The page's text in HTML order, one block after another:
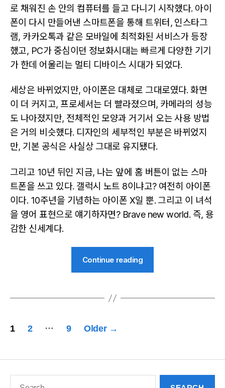
로 채워진 손 안의 컴퓨터를 들고 다니기 시작했다. 아이
폰이 다시 만들어낸 스마트폰을 통해 트위터, 인스타그
램, 카카오톡과 같은 모바일에 최적화된 서비스가 등장
했고, PC가 중심이던 정보화시대는 빠르게 다양한 기기
가 한데 어울리는 멀티 디바이스 시대가 되었다.
세상은 바뀌었지만, 아이폰은 대체로 그대로였다. 화면
이 더 커지고, 프로세서는 더 빨라졌으며, 카메라의 성능
도 나아졌지만, 전체적인 모양과 거기서 오는 사용 방법
은 거의 비슷했다. 디자인의 세부적인 부분은 바뀌었지
만, 기본 공식은 사실상 그대로 유지됐다.
그리고 10년 뒤인 지금, 나는 앞에 홈 버튼이 없는 스마
트폰을 쓰고 있다. 갤럭시 노트 8이냐고? 여전히 아이폰
이다. 10주년을 기념하는 아이폰 X일 뿐. 그리고 이 녀석
을 영어 표현으로 얘기하자면? Brave new world. 즉, 용
감한 신세계다.
Continue reading
글
이
1 2 … 9 Older →